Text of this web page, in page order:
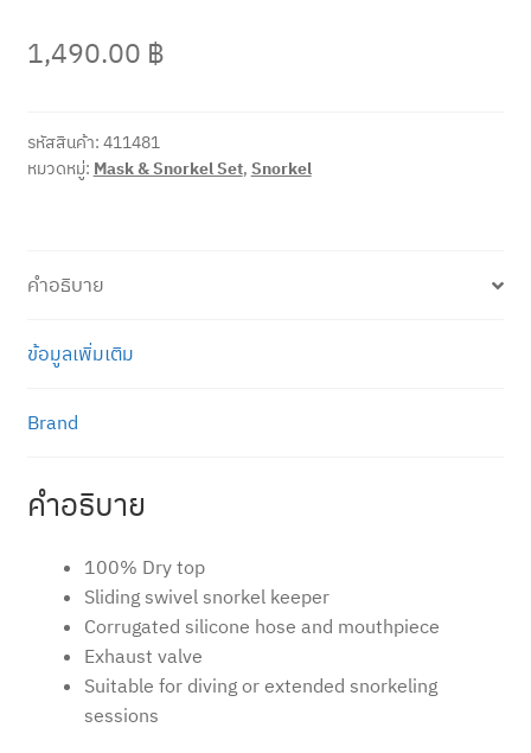
1,490.00 ฿
รหัสสินค้า: 411481
หมวดหมู่: Mask & Snorkel Set, Snorkel
คำอธิบาย
ข้อมูลเพิ่มเติม
Brand
คำอธิบาย
100% Dry top
Sliding swivel snorkel keeper
Corrugated silicone hose and mouthpiece
Exhaust valve
Suitable for diving or extended snorkeling
sessions